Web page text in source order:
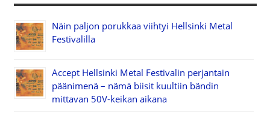
Näin paljon porukkaa viihtyi Hellsinki Metal
Festivalilla
Accept Hellsinki Metal Festivalin perjantain
päänimenä – nämä biisit kuultiin bändin
mittavan 50V-keikan aikana